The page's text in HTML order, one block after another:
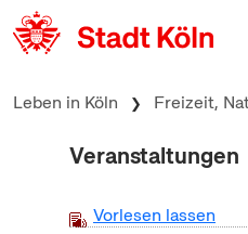
zum Inhalt springen
Leben in Köln Freizeit,
Veranstaltungen
Vorlesen lassen